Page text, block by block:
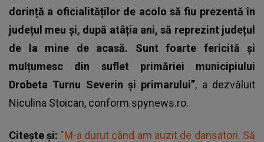
dorință a oficialităților de acolo să fiu prezentă în
județul meu și, după atâția ani, să reprezint județul
de la mine de acasă. Sunt foarte fericită și
mulțumesc din suflet primăriei municipiului
Drobeta Turnu Severin și primarului”, a dezvăluit
Niculina Stoican, conform spynews.ro.
Citește și: "M-a durut când am auzit de dansatori. Să